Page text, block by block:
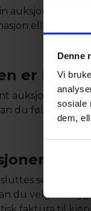
Denne
Vi
sosiale
dem,
auksjon,
eller noe
er live!
auksjonen din
du følge
sender vi
du velge å